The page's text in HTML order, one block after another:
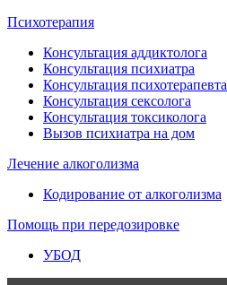
Психотерапия
Консультация аддиктолога
Консультация психиатра
Консультация психотерапевта
Консультация сексолога
Консультация токсиколога
Вызов психиатра на дом
Лечение алкоголизма
Кодирование от алкоголизма
Помощь при передозировке
УБОД